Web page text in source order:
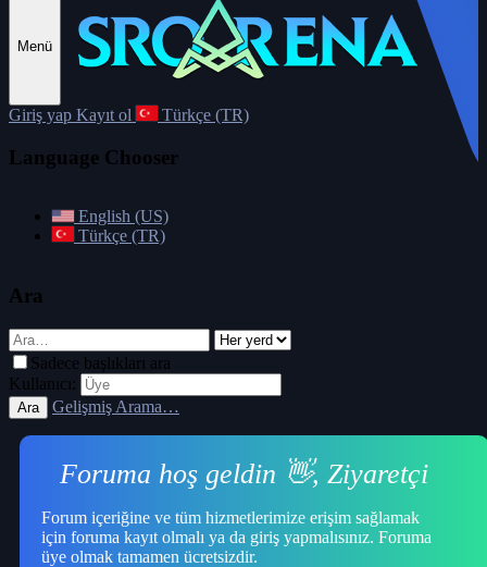
Menü
Giriş yap Kayıt ol Türkçe (TR)
Language Chooser
English (US)
Türkçe (TR)
Ara
Sadece başlıkları ara
Kullanıcı:
Ara Gelişmiş Arama…
Foruma hoş geldin 👋, Ziyaretçi
Forum içeriğine ve tüm hizmetlerimize erişim sağlamak
için foruma kayıt olmalı ya da giriş yapmalısınız. Foruma
üye olmak tamamen ücretsizdir.